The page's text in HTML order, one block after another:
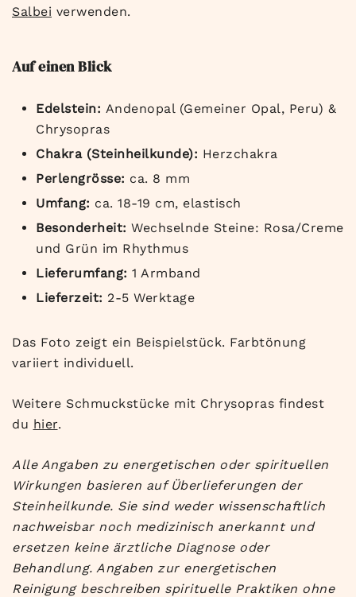
Salbei verwenden.
Auf einen Blick
Edelstein: Andenopal (Gemeiner Opal, Peru) &
Chrysopras
Chakra (Steinheilkunde): Herzchakra
Perlengrösse: ca. 8 mm
Umfang: ca. 18-19 cm, elastisch
Besonderheit: Wechselnde Steine: Rosa/Creme
und Grün im Rhythmus
Lieferumfang: 1 Armband
Lieferzeit: 2-5 Werktage
Das Foto zeigt ein Beispielstück. Farbtönung
variiert individuell.
Weitere Schmuckstücke mit Chrysopras findest
du hier.
Alle Angaben zu energetischen oder spirituellen
Wirkungen basieren auf Überlieferungen der
Steinheilkunde. Sie sind weder wissenschaftlich
nachweisbar noch medizinisch anerkannt und
ersetzen keine ärztliche Diagnose oder
Behandlung. Angaben zur energetischen
Reinigung beschreiben spirituelle Praktiken ohne